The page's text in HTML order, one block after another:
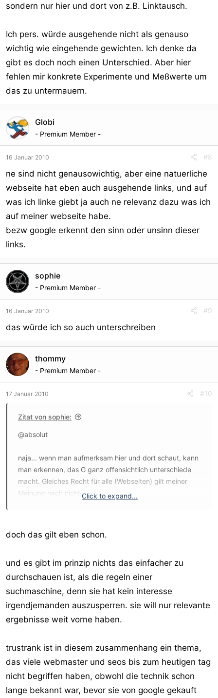
sondern nur hier und dort von z.B. Linktausch.
Ich pers. würde ausgehende nicht als genauso
wichtig wie eingehende gewichten. Ich denke da
gibt es doch noch einen Unterschied. Aber hier
fehlen mir konkrete Experimente und Meßwerte um
das zu untermauern.
Globi
- Premium Member -
16 Januar 2010 #8
ne sind nicht genausowichtig, aber eine natuerliche
webseite hat eben auch ausgehende links, und auf
was ich linke giebt ja auch ne relevanz dazu was ich
auf meiner webseite habe.
bezw google erkennt den sinn oder unsinn dieser
links.
sophie
- Premium Member -
16 Januar 2010 #9
das würde ich so auch unterschreiben
thommy
- Premium Member -
17 Januar 2010 #10
Zitat von sophie:
@absolut
naja... wenn man aufmerksam hier und dort schaut, kann
man erkennen, das G ganz offensichtlich unterschiede
macht. Gleiches Recht für alle (Webseiten) gilt meiner
Meinung nach nicht. Click to expand...
doch das gilt eben schon.
und es gibt im prinzip nichts das einfacher zu
durchschauen ist, als die regeln einer
suchmaschine, denn sie hat kein interesse
irgendjemanden auszusperren. sie will nur relevante
ergebnisse weit vorne haben.
trustrank ist in diesem zusammenhang ein thema,
das viele webmaster und seos bis zum heutigen tag
nicht begriffen haben, obwohl die technik schon
lange bekannt war, bevor sie von google gekauft